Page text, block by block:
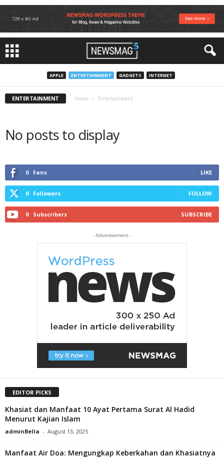
APPLE ENTERTAINMENT GADGETS INTERNET
ENTERTAINMENT Home Entertainment
No posts to display
0 Fans LIKE
0 Followers FOLLOW
0 Subscribers SUBSCRIBE
- Advertisement -
EDITOR PICKS
Khasiat dan Manfaat 10 Ayat Pertama Surat Al Hadid
Menurut Kajian Islam
adminBella - August 13, 2025
Manfaat Air Doa: Mengungkap Keberkahan dan Khasiatnya